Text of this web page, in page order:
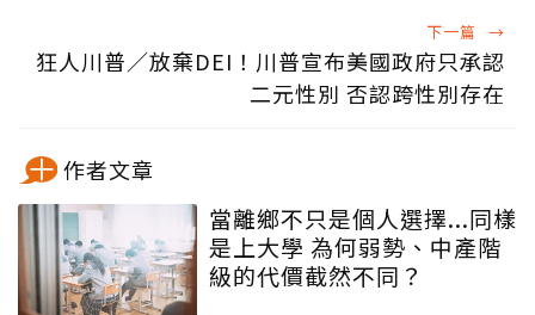
下一篇 →
狂人川普／放棄DEI！川普宣布美國政府只承認
二元性別 否認跨性別存在
作者文章
當離鄉不只是個人選擇...同樣
是上大學 為何弱勢、中產階
級的代價截然不同？